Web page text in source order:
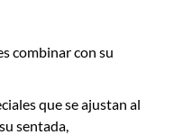
combinar con su
que se ajustan al
sentada,